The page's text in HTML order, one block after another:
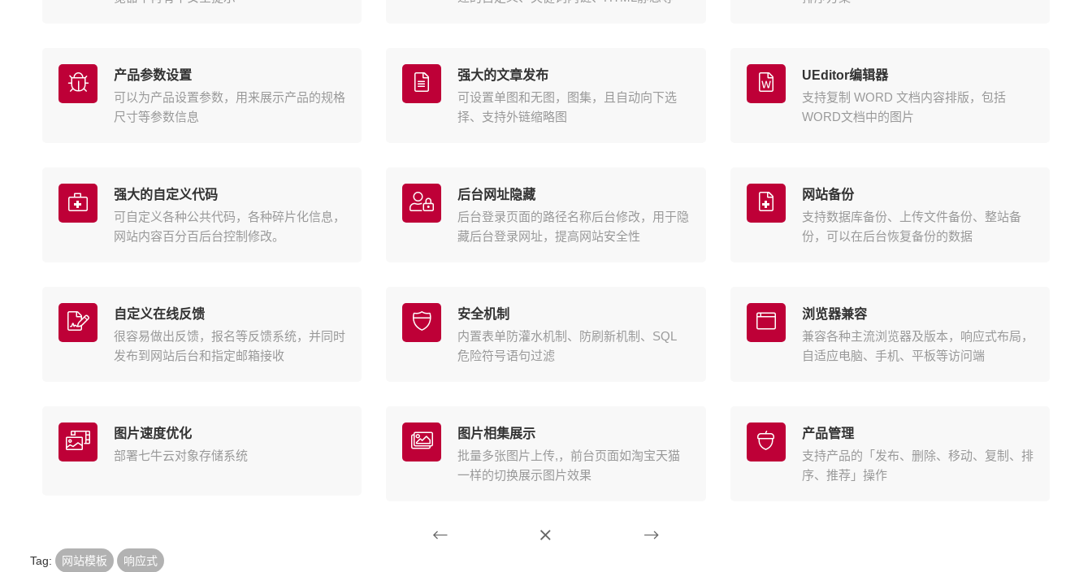
产品参数设置
可以为产品设置参数，用来展示产品的规格
尺寸等参数信息
强大的文章发布
可设置单图和无图，图集，且自动向下选
择、支持外链缩略图
UEditor编辑器
支持复制 WORD 文档内容排版，包括
WORD文档中的图片
强大的自定义代码
可自定义各种公共代码，各种碎片化信息，
网站内容百分百后台控制修改。
后台网址隐藏
后台登录页面的路径名称后台修改，用于隐
藏后台登录网址，提高网站安全性
网站备份
支持数据库备份、上传文件备份、整站备
份，可以在后台恢复备份的数据
自定义在线反馈
很容易做出反馈，报名等反馈系统，并同时
发布到网站后台和指定邮箱接收
安全机制
内置表单防灌水机制、防刷新机制、SQL
危险符号语句过滤
浏览器兼容
兼容各种主流浏览器及版本，响应式布局，
自适应电脑、手机、平板等访问端
图片速度优化
部署七牛云对象存储系统
图片相集展示
批量多张图片上传,，前台页面如淘宝天猫
一样的切换展示图片效果
产品管理
支持产品的「发布、删除、移动、复制、排
序、推荐」操作
Tag: 网站模板 响应式